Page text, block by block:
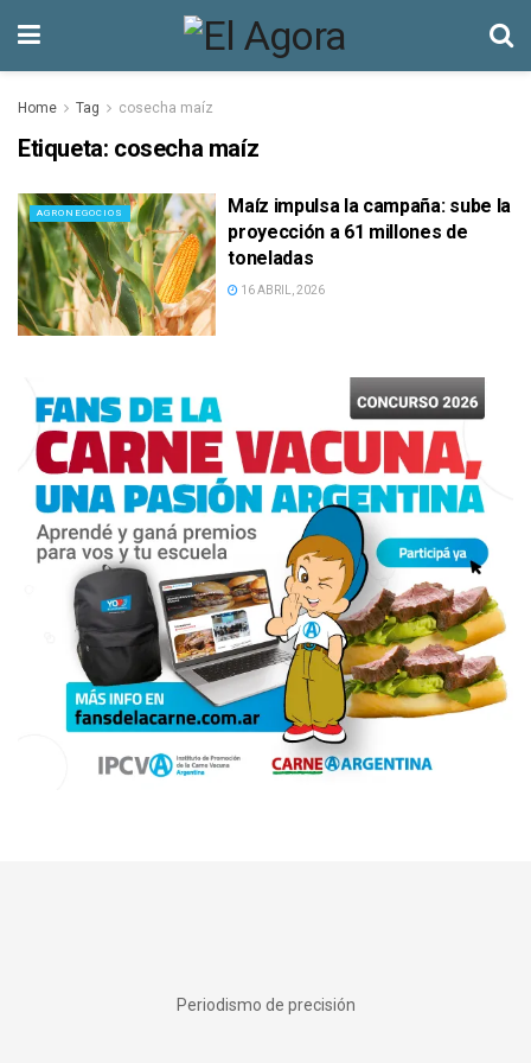
Home Tag cosecha maíz
Etiqueta: cosecha maíz
AGRONEGOCIOS
Maíz impulsa la campaña: sube la
proyección a 61 millones de
toneladas
16 ABRIL, 2026
Periodismo de precisión